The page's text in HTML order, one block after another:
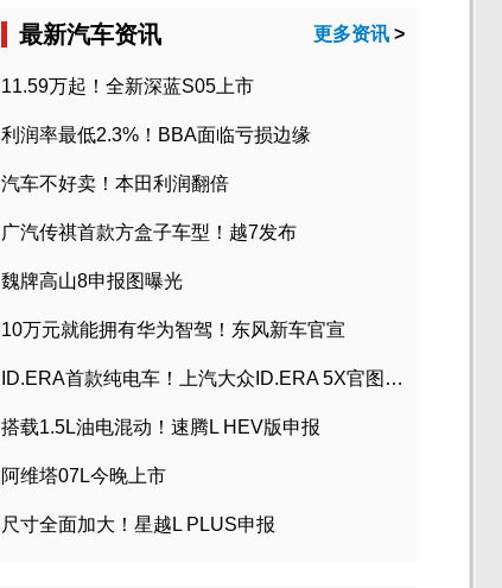
最新汽车资讯 更多资讯 >
11.59万起！全新深蓝S05上市
利润率最低2.3%！BBA面临亏损边缘
汽车不好卖！本田利润翻倍
广汽传祺首款方盒子车型！越7发布
魏牌高山8申报图曝光
10万元就能拥有华为智驾！东风新车官宣
ID.ERA首款纯电车！上汽大众ID.ERA 5X官图发布
搭载1.5L油电混动！速腾L HEV版申报
阿维塔07L今晚上市
尺寸全面加大！星越L PLUS申报